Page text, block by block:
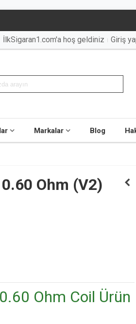
İlkSigaran1.com'a hoş geldiniz Giriş
Markalar Blog
Ohm (V2)
Ohm Coil Ürün